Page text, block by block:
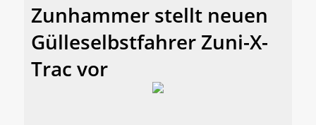
Zunhammer stellt neuen
Gülleselbstfahrer Zuni-X-
Trac vor